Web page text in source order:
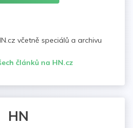
včetně speciálů a archivu
článků na HN.cz
HN